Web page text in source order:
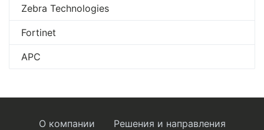
Zebra Technologies
Fortinet
APC
О компании
Решения и направления